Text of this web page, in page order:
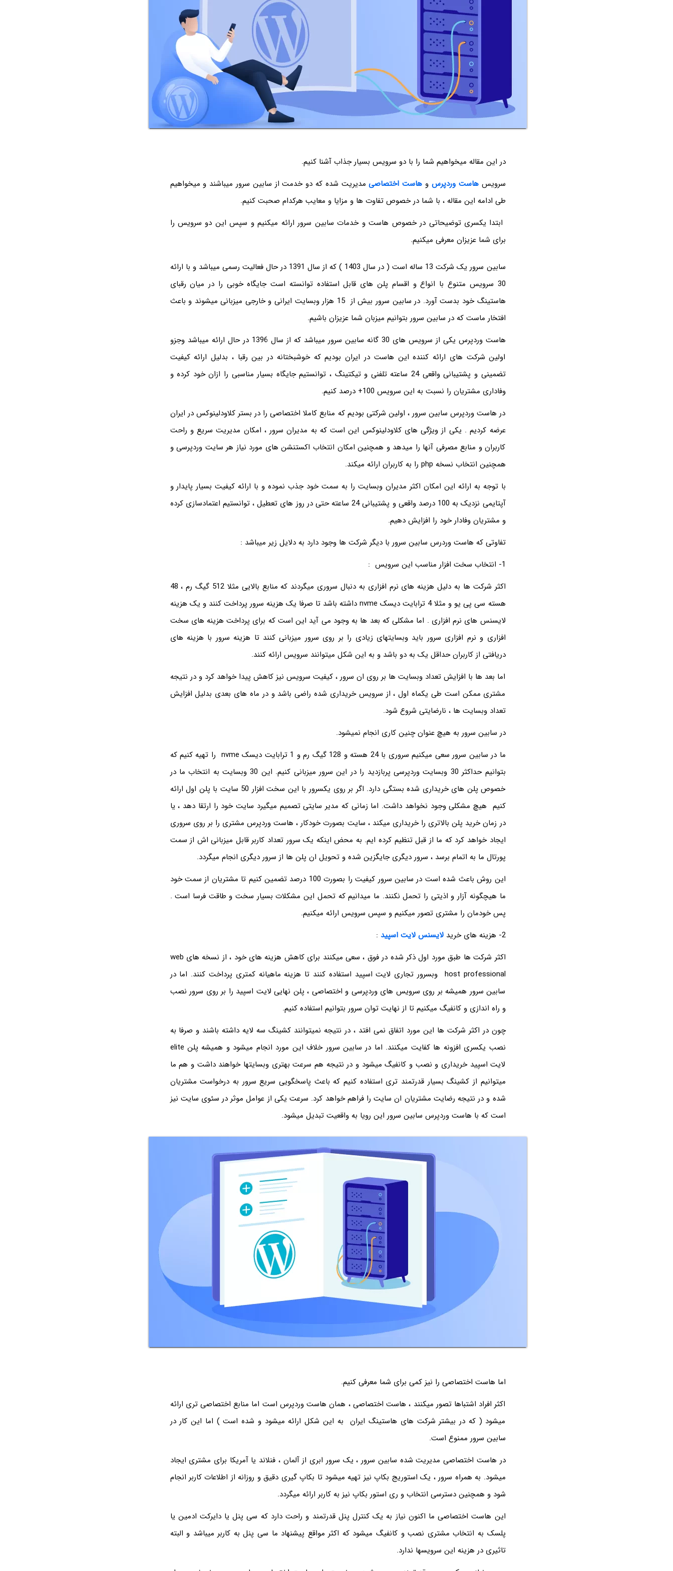
در این مقاله میخواهیم شما را با دو سرویس بسیار جذاب آشنا کنیم.
سرویسهاست وردپرس و هاست اختصاصیمدیریت شده که دو خدمت از سابین سرور میباشند و میخواهیم
طی ادامه این مقاله ، با شما در خصوص تفاوت ها و مزایا و معایب هرکدام صحبت کنیم.
ابتدا یکسری توضیحاتی در خصوص هاست و خدمات سابین سرور ارائه میکنیم و سپس این دو سرویس را
برای شما عزیزان معرفی میکنیم.
سابین سرور یک شرکت 13 ساله است ( در سال 1403 ) که از سال 1391 در حال فعالیت رسمی میباشد و با ارائه
30 سرویس متنوع با انواع و اقسام پلن های قابل استفاده توانسته است جایگاه خوبی را در میان رقبای
هاستینگ خود بدست آورد. در سابین سرور بیش از 15 هزار وبسایت ایرانی و خارجی میزبانی میشوند و باعث
افتخار ماست که در سابین سرور بتوانیم میزبان شما عزیزان باشیم.
هاست وردپرس یکی از سرویس های 30 گانه سابین سرور میباشد که از سال 1396 در حال ارائه میباشد وجزو
اولین شرکت های ارائه کننده این هاست در ایران بودیم که خوشبختانه در بین رقبا ، بدلیل ارائه کیفیت
تضمینی و پشتیبانی واقعی 24 ساعته تلفنی و تیکتینگ ، توانستیم جایگاه بسیار مناسبی را ازان خود کرده و
وفاداری مشتریان را نسبت به این سرویس 100+ درصد کنیم.
در هاست وردپرس سابین سرور ، اولین شرکتی بودیم که منابع کاملا اختصاصی را در بستر کلاودلینوکس در ایران
عرضه کردیم . یکی از ویژگی های کلاودلینوکس این است که به مدیران سرور ، امکان مدیریت سریع و راحت
کاربران و منابع مصرفی آنها را میدهد و همچنین امکان انتخاب اکستنشن های مورد نیاز هر سایت وردپرسی و
همچنین انتخاب نسخه php را به کاربران ارائه میکند.
با توجه به ارائه این امکان اکثر مدیران وبسایت را به سمت خود جذب نموده و با ارائه کیفیت بسیار پایدار و
آپتایمی نزدیک به 100 درصد واقعی و پشتیبانی 24 ساعته حتی در روز های تعطیل ، توانستیم اعتمادسازی کرده
و مشتریان وفادار خود را افزایش دهیم.
تفاوتی که هاست وردرس سابین سرور با دیگر شرکت ها وجود دارد به دلایل زیر میباشد :
1- انتخاب سخت افزار مناسب این سرویس :
اکثر شرکت ها به دلیل هزینه های نرم افزاری به دنبال سروری میگردند که منابع بالایی مثلا 512 گیگ رم ، 48
هسته سی پی یو و مثلا 4 ترابایت دیسک nvme داشته باشد تا صرفا یک هزینه سرور پرداخت کنند و یک هزینه
لایسنس های نرم افزاری . اما مشکلی که بعد ها به وجود می آید این است که برای پرداخت هزینه های سخت
افزاری و نرم افزاری سرور باید وبسایتهای زیادی را بر روی سرور میزبانی کنند تا هزینه سرور با هزینه های
دریافتی از کاربران حداقل یک به دو باشد و به این شکل میتوانند سرویس ارائه کنند.
اما بعد ها با افزایش تعداد وبسایت ها بر روی ان سرور ، کیفیت سرویس نیز کاهش پیدا خواهد کرد و در نتیجه
مشتری ممکن است طی یکماه اول ، از سرویس خریداری شده راضی باشد و در ماه های بعدی بدلیل افزایش
تعداد وبسایت ها ، نارضایتی شروع شود.
در سابین سرور به هیچ عنوان چنین کاری انجام نمیشود.
ما در سابین سرور سعی میکنیم سروری با 24 هسته و 128 گیگ رم و 1 ترابایت دیسک nvme را تهیه کنیم که
بتوانیم حداکثر 30 وبسایت وردپرسی پربازدید را در این سرور میزبانی کنیم. این 30 وبسایت به انتخاب ما در
خصوص پلن های خریداری شده بستگی دارد. اگر بر روی یکسرور با این سخت افزار 50 سایت با پلن اول ارائه
کنیم هیچ مشکلی وجود نخواهد داشت. اما زمانی که مدیر سایتی تصمیم میگیرد سایت خود را ارتقا دهد ، یا
در زمان خرید پلن بالاتری را خریداری میکند ، سایت بصورت خودکار ، هاست وردپرس مشتری را بر روی سروری
ایجاد خواهد کرد که ما از قبل تنظیم کرده ایم. به محض اینکه یک سرور تعداد کاربر قابل میزبانی اش از سمت
پورتال ما به اتمام برسد ، سرور دیگری جایگزین شده و تحویل ان پلن ها از سرور دیگری انجام میگردد.
این روش باعث شده است در سابین سرور کیفیت را بصورت 100 درصد تضمین کنیم تا مشتریان از سمت خود
ما هیچگونه آزار و اذیتی را تحمل نکنند. ما میدانیم که تحمل این مشکلات بسیار سخت و طاقت فرسا است .
پس خودمان را مشتری تصور میکنیم و سپس سرویس ارائه میکنیم.
2- هزینه های خرید
لایسنس لایت اسپید :
اکثر شرکت ها طبق مورد اول ذکر شده در فوق ، سعی میکنند برای کاهش هزینه های خود ، از نسخه های web
host professional وبسرور تجاری لایت اسپید استفاده کنند تا هزینه ماهیانه کمتری پرداخت کنند. اما در
سابین سرور همیشه بر روی سرویس های وردپرسی و اختصاصی ، پلن نهایی لایت اسپید را بر روی سرور نصب
و راه اندازی و کانفیگ میکنیم تا از نهایت توان سرور بتوانیم استفاده کنیم.
چون در اکثر شرکت ها این مورد اتفاق نمی افتد ، در نتیجه نمیتوانند کشینگ سه لایه داشته باشند و صرفا به
نصب یکسری افزونه ها کفایت میکنند. اما در سابین سرور خلاف این مورد انجام میشود و همیشه پلن elite
لایت اسپید خریداری و نصب و کانفیگ میشود و در نتیجه هم سرعت بهتری وبسایتها خواهند داشت و هم ما
میتوانیم از کشینگ بسیار قدرتمند تری استفاده کنیم که باعث پاسخگویی سریع سرور به درخواست مشتریان
شده و در نتیجه رضایت مشتریان ان سایت را فراهم خواهد کرد. سرعت یکی از عوامل موثر در سئوی سایت نیز
است که با هاست وردپرس سابین سرور این رویا به واقعیت تبدیل میشود.
اما هاست اختصاصی را نیز کمی برای شما معرفی کنیم.
اکثر افراد اشتباها تصور میکنند ، هاست اختصاصی ، همان هاست وردپرس است اما منابع اختصاصی تری ارائه
میشود ( که در بیشتر شرکت های هاستینگ ایران به این شکل ارائه میشود و شده است ) اما این کار در
سابین سرور ممنوع است.
در هاست اختصاصی مدیریت شده سابین سرور ، یک سرور ابری از آلمان ، فنلاند یا آمریکا برای مشتری ایجاد
میشود. به همراه سرور ، یک استوریج بکاپ نیز تهیه میشود تا بکاپ گیری دقیق و روزانه از اطلاعات کاربر انجام
شود و همچنین دسترسی انتخاب و ری استور بکاپ نیز به کاربر ارائه میگردد.
این هاست اختصاصی ما اکنون نیاز به یک کنترل پنل قدرتمند و راحت دارد که سی پنل یا دایرکت ادمین یا
پلسک به انتخاب مشتری نصب و کانفیگ میشود که اکثر مواقع پیشنهاد ما سی پنل به کاربر میباشد و البته
تاثیری در هزینه این سرویسها ندارد.